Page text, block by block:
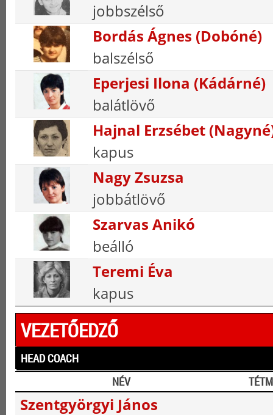
jobbszélső
Bordás Ágnes (Dobóné)
balszélső
Eperjesi Ilona (Kádárné)
balátlövő
Hajnal Erzsébet
kapus
Nagy Zsuzsa
jobbátlövő
Szarvas Anikó
beálló
Teremi Éva
kapus
VEZETŐEDZŐ
HEAD COACH
NÉV
Szentgyörgyi János